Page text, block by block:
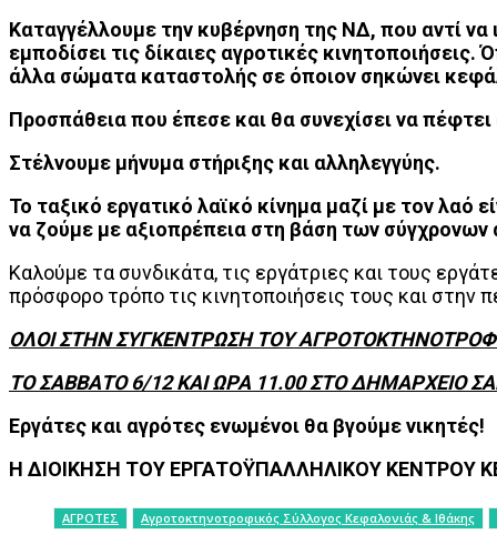
Καταγγέλλουμε την κυβέρνηση της ΝΔ, που αντί να
εμποδίσει τις δίκαιες αγροτικές
άλλα σώματα καταστολής σε όποιον σηκώνει
Προσπάθεια που έπεσε και θα συνεχίσει να
Στέλνουμε μήνυμα στήριξης και αλληλεγγύης.
Το ταξικό εργατικό λαϊκό κίνημα μαζί με τον
να ζούμε με αξιοπρέπεια στη βάση των σύγχρονων
Καλούμε τα συνδικάτα, τις εργάτριες και τους
πρόσφορο τρόπο τις κινητοποιήσεις τους και στην
ΟΛΟΙ ΣΤΗΝ ΣΥΓΚΕΝΤΡΩΣΗ ΤΟΥ
ΤΟ ΣΑΒΒΑΤΟ 6/12 ΚΑΙ ΩΡΑ 11.00 ΣΤΟ ΔΗΜΑΡΧΕΙΟ
Εργάτες και αγρότες ενωμένοι θα βγούμε νικητές!
Η ΔΙΟΙΚΗΣΗ ΤΟΥ ΕΡΓΑΤΟΫΠΑΛΛΗΛΙΚΟΥ ΚΕΝΤΡΟΥ
ΑΓΡΟΤΕΣ Αγροτοκτηνοτροφικός Σύλλογος Κεφαλονιάς & Ιθάκης